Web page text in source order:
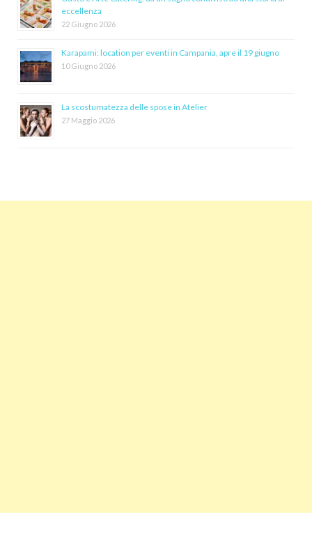
eccellenza
22 Giugno 2026
Karapami: location per eventi in Campania, apre il 19 giugno
10 Giugno 2026
La scostumatezza delle spose in Atelier
27 Maggio 2026